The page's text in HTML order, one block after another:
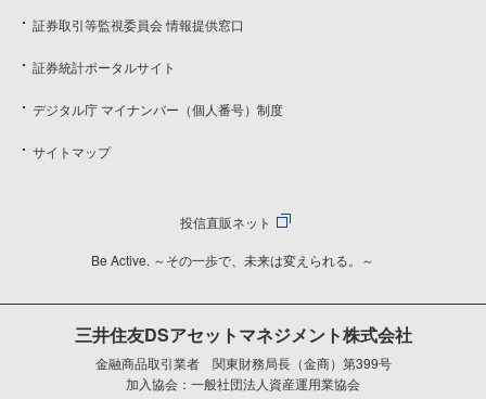
証券取引等監視委員会 情報提供窓口
証券統計ポータルサイト
デジタル庁 マイナンバー（個人番号）制度
サイトマップ
投信直販ネット
Be Active. ～その一歩で、未来は変えられる。～
三井住友DSアセットマネジメント株式会社
金融商品取引業者 関東財務局長（金商）第399号
加入協会：一般社団法人資産運用業協会